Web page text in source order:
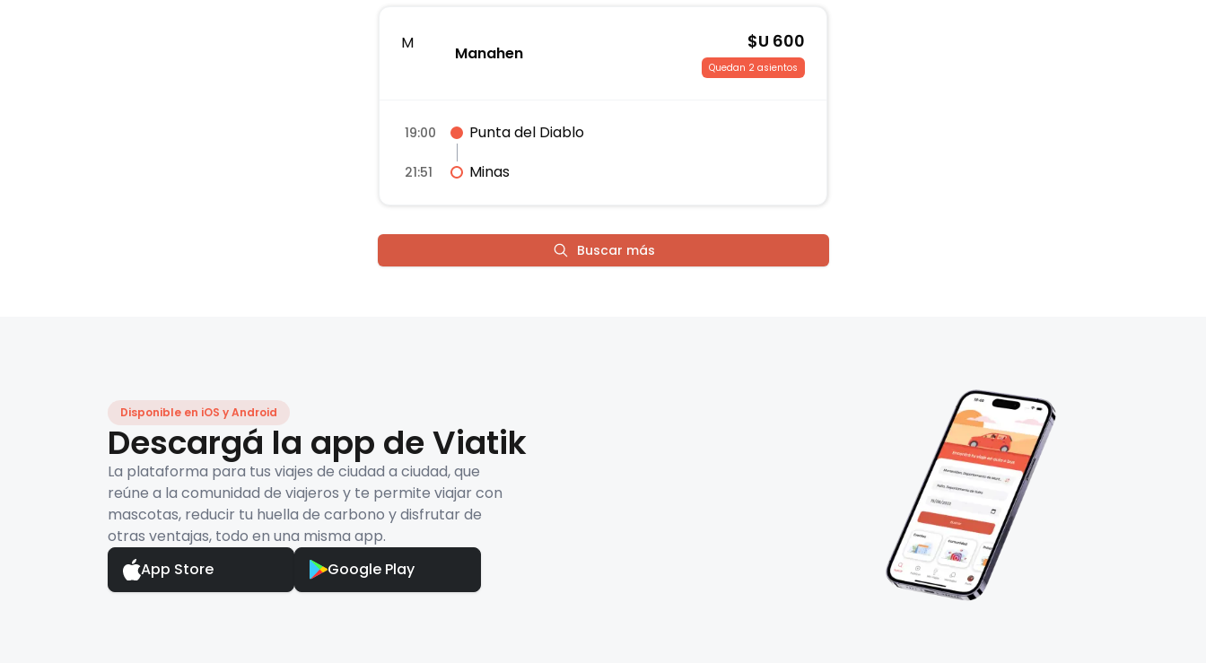
M
Manahen
$U 600
Quedan 2 asientos
19:00 Punta del Diablo
21:51 Minas
Buscar más
Disponible en iOS y Android
Descargá la app de Viatik
La plataforma para tus viajes de ciudad a ciudad, que
reúne a la comunidad de viajeros y te permite viajar con
mascotas, reducir tu huella de carbono y disfrutar de
otras ventajas, todo en una misma app.
App Store
Google Play